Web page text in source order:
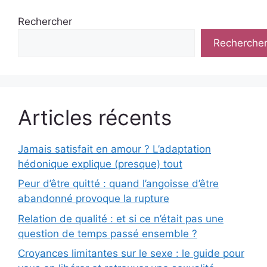
Rechercher
Rechercher
Articles récents
Jamais satisfait en amour ? L’adaptation
hédonique explique (presque) tout
Peur d’être quitté : quand l’angoisse d’être
abandonné provoque la rupture
Relation de qualité : et si ce n’était pas une
question de temps passé ensemble ?
Croyances limitantes sur le sexe : le guide pour